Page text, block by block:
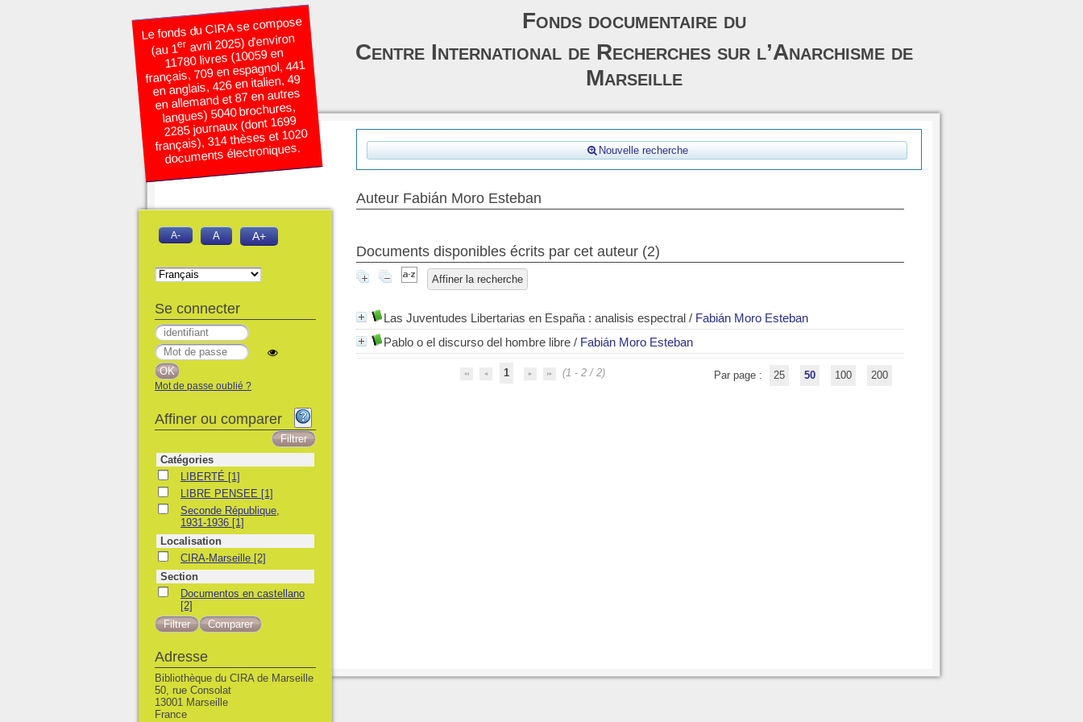
Nouvelle recherche
Auteur Fabián Moro Esteban
Documents disponibles écrits par cet auteur (2)
Affiner la recherche
Las Juventudes Libertarias en España : analisis espectral / Fabián Moro Esteban
Pablo o el discurso del hombre libre / Fabián Moro Esteban
1 (1 - 2 / 2) Par page : 25 50 100 200
Le fonds du CIRA se compose
(au 1eravril 2025) d’environ
11780 livres (10059 en
français, 709 en espagnol, 441
en anglais, 426 en italien, 49
en allemand et 87 en autres
langues) 5040 brochures,
2285 journaux (dont 1699
français), 314 thèses et 1020
documents électroniques.
Fonds documentaire du
Centre International de Recherches sur l’Anarchisme de
Marseille
A- A A+
Se connecter
Mot de passe oublié ?
Affiner ou comparer
Catégories
LIBERTÉLIBERTÉ [1]
LIBRE PENSEE
LIBRE PENSEE [1]
Seconde République, 1931-1936
Seconde République,
1931-1936 [1]
Localisation
CIRA-Marseille
CIRA-Marseille [2]
Section
Documentos en castellano
Documentos en castellano
[2]
Adresse
Bibliothèque du CIRA de Marseille
50, rue Consolat
13001 Marseille
France